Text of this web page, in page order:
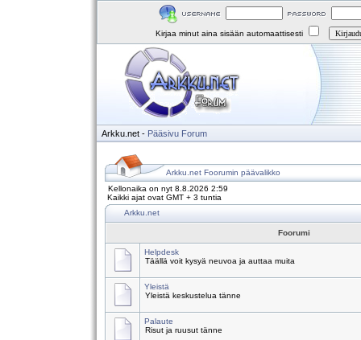
Kirjaa minut aina sisään automaattisesti
Arkku.net - Pääsivu Forum
Arkku.net Foorumin päävalikko
Kellonaika on nyt 8.8.2026 2:59
Kaikki ajat ovat GMT + 3 tuntia
Arkku.net
Foorumi
Helpdesk
Täällä voit kysyä neuvoa ja auttaa muita
Yleistä
Yleistä keskustelua tänne
Palaute
Risut ja ruusut tänne